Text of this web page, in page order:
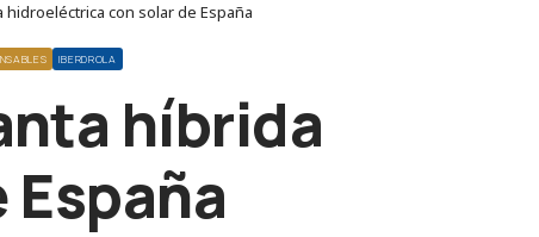
con solar de España
IBERDROLA
híbrida